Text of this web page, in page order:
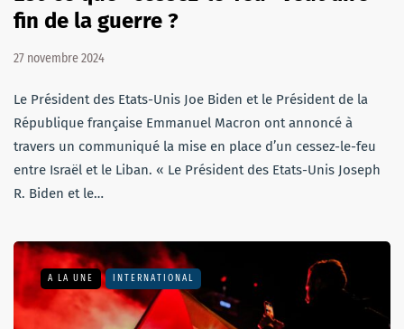
fin de la guerre ?
27 novembre 2024
Le Président des Etats-Unis Joe Biden et le Président de la
République française Emmanuel Macron ont annoncé à
travers un communiqué la mise en place d’un cessez-le-feu
entre Israël et le Liban. « Le Président des Etats-Unis Joseph
R. Biden et le…
A LA UNE INTERNATIONAL